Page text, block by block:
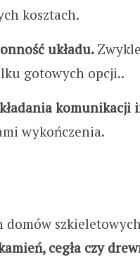
kosztach.
układu.
gotowych opcji..
komunikacji
wykończenia.
domów
cegła czy